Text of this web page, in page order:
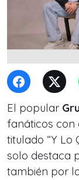
El popular
fanáticos con
titulado “Y Lo
solo destaca
también por